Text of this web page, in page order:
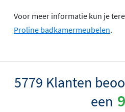
Voor meer informatie kun je
Proline badkamermeubelen.
5779 Klanten
een